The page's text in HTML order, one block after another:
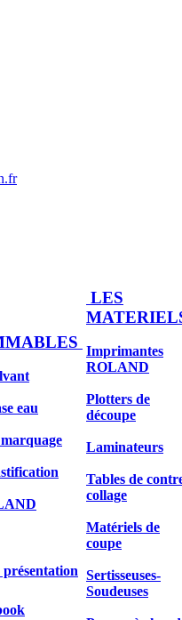
eau
présentation
LES
Imprimantes
ROLAND
Plotters de
découpe
Laminateurs
Tables de
collage
Matériels de
coupe
Sertisseuses-
Soudeuses